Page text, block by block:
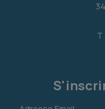
T